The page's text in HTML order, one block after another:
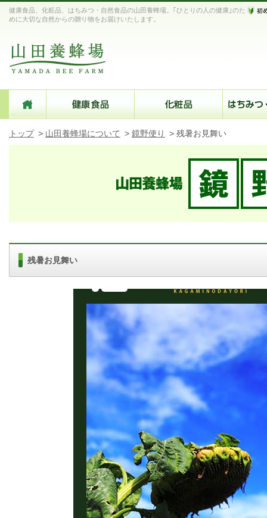
健康食品、化粧品、はちみつ・自然食品の山田養蜂場。｢ひとりの人の健康｣のた
めに大切な自然からの贈り物をお届けいたします。
トップ > 山田養蜂場について > 鏡野便り > 残暑お見舞い
残暑お見舞い